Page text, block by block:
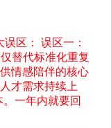
区： 误区一：
替代标准化重复
情感陪伴的核心
才需求持续上
一年内就要回